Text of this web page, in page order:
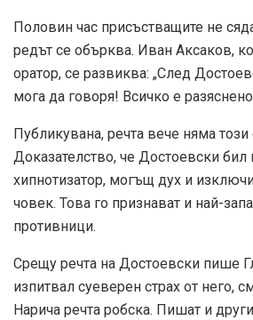
Половин час присъстващите не
редът се обърква. Иван Аксаков,
оратор, се развиква: „След
мога да говоря! Всичко е
Публикувана, речта вече няма този
Доказателство, че Достоевски бил
хипнотизатор, могъщ дух и
човек. Това го признават и най-
противници.
Срещу речта на Достоевски пише
изпитвал суеверен страх от него,
Нарича речта робска. Пишат и